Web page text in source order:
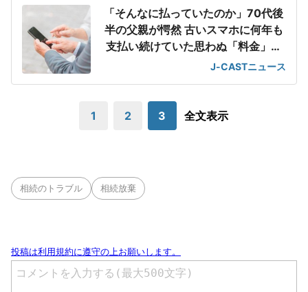
「そんなに払っていたのか」70代後
半の父親が愕然 古いスマホに何年も
支払い続けていた思わぬ「料金」の
J-CASTニュース
1 2 3 全文表示
相続のトラブル 相続放棄